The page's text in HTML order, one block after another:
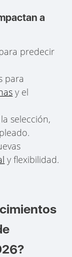
a
predecir
para
y el
selección,
y flexibilidad.